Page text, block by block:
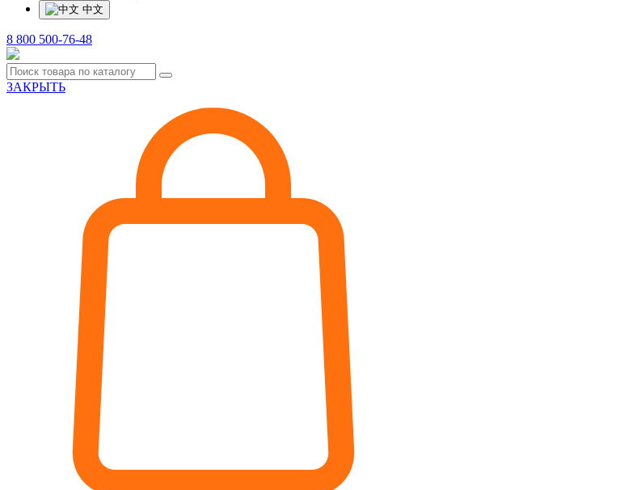
中文
8 800 500-76-48
ЗАКРЫТЬ